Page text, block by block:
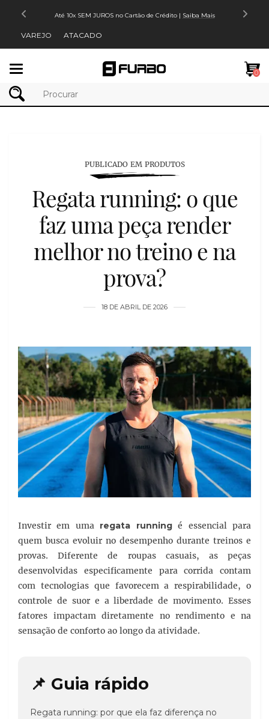
Até 10x SEM JUROS no Cartão de Crédito | Saiba Mais
VAREJO ATACADO
0
PUBLICADO EM PRODUTOS
Regata running: o que
faz uma peça render
melhor no treino e na
prova?
18 DE ABRIL DE 2026
Investir em uma regata runningé essencial para
quem busca evoluir no desempenho durante treinos e
provas. Diferente de roupas casuais, as peças
desenvolvidas especificamente para corrida contam
com tecnologias que favorecem a respirabilidade, o
controle de suor e a liberdade de movimento. Esses
fatores impactam diretamente no rendimento e na
sensação de conforto ao longo da atividade.
📌 Guia rápido
Regata running: por que ela faz diferença no